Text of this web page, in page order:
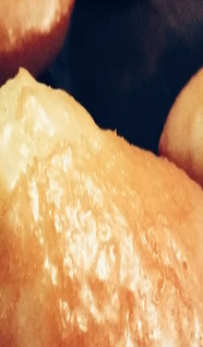
glaçage orange
Bourdat issue du
» de François
FacileDesserts
Bourdat#